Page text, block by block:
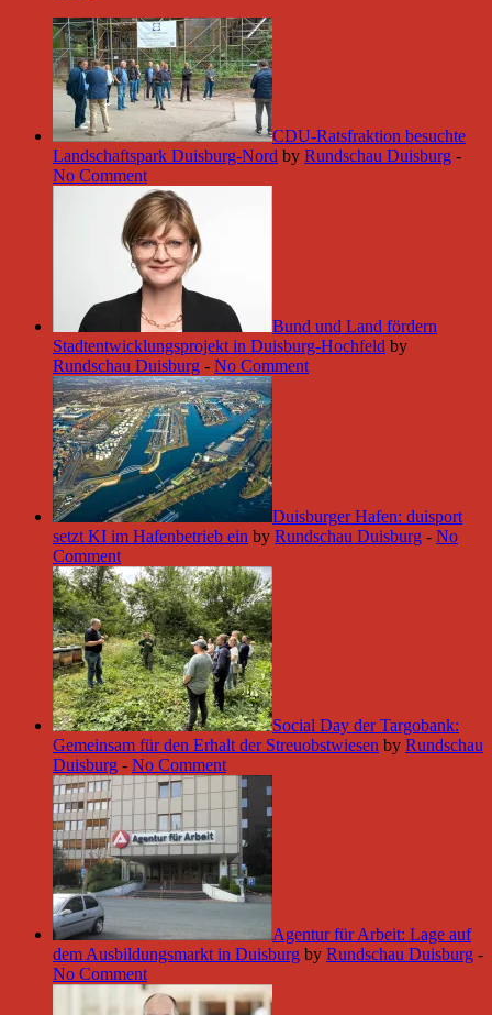
CDU-Ratsfraktion besuchte
Landschaftspark Duisburg-Nord by Rundschau Duisburg -
No Comment
Bund und Land fördern
Stadtentwicklungsprojekt in Duisburg-Hochfeld by
Rundschau Duisburg - No Comment
Duisburger Hafen: duisport
setzt KI im Hafenbetrieb ein by Rundschau Duisburg - No
Comment
Social Day der Targobank:
Gemeinsam für den Erhalt der Streuobstwiesen by Rundschau
Duisburg - No Comment
Agentur für Arbeit: Lage auf
dem Ausbildungsmarkt in Duisburg by Rundschau Duisburg -
No Comment